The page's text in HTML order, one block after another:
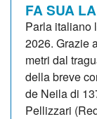
FA SUA
Parla italiano
2026. Grazie
metri dal
della breve
de Neila di
Pellizzari